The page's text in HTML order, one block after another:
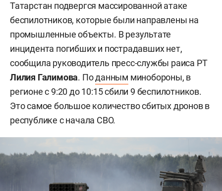
Татарстан подвергся массированной атаке
беспилотников, которые были направлены на
промышленные объекты. В результате
инцидента погибших и пострадавших нет,
сообщила руководитель пресс-службы раиса РТ
Лилия Галимова. Поданным минобороны, в
регионе с 9:20 до 10:15 сбили 9 беспилотников.
Это самое большое количество сбитых дронов в
республике с начала СВО.